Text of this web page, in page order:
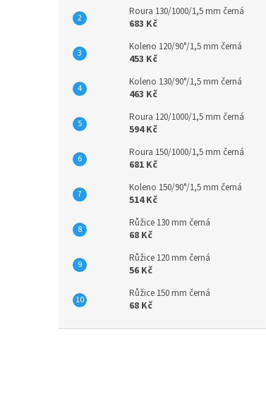
Roura 130/1000/1,5 mm černá
683 Kč
Koleno 120/90°/1,5 mm černá
453 Kč
Koleno 130/90°/1,5 mm černá
463 Kč
Roura 120/1000/1,5 mm černá
594 Kč
Roura 150/1000/1,5 mm černá
681 Kč
Koleno 150/90°/1,5 mm černá
514 Kč
Růžice 130 mm černá
68 Kč
Růžice 120 mm černá
56 Kč
Růžice 150 mm černá
68 Kč